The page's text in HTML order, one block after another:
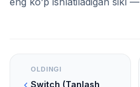
OLDINGI
Switch (Tanlash